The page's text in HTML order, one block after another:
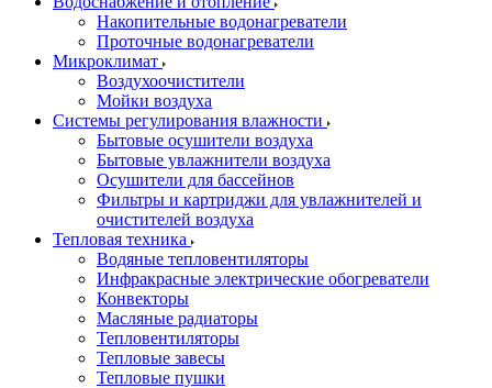
Накопительные водонагреватели
Проточные водонагреватели
Микроклимат
Воздухоочистители
Мойки воздуха
Системы регулирования влажности
Бытовые осушители воздуха
Бытовые увлажнители воздуха
Осушители для бассейнов
Фильтры и картриджи для увлажнителей и
очистителей воздуха
Тепловая техника
Водяные тепловентиляторы
Инфракрасные электрические обогреватели
Конвекторы
Масляные радиаторы
Тепловентиляторы
Тепловые завесы
Тепловые пушки